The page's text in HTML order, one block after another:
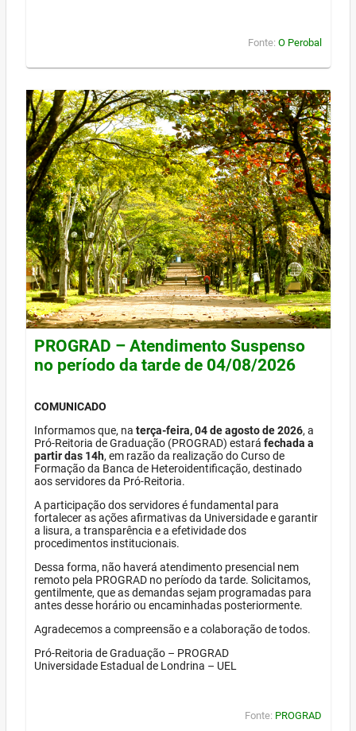
Fonte: O Perobal
PROGRAD – Atendimento Suspenso
no período da tarde de 04/08/2026
COMUNICADO
Informamos que, na terça-feira, 04 de agosto de 2026, a
Pró-Reitoria de Graduação (PROGRAD) estará fechada a
partir das 14h, em razão da realização do Curso de
Formação da Banca de Heteroidentificação, destinado
aos servidores da Pró-Reitoria.
A participação dos servidores é fundamental para
fortalecer as ações afirmativas da Universidade e garantir
a lisura, a transparência e a efetividade dos
procedimentos institucionais.
Dessa forma, não haverá atendimento presencial nem
remoto pela PROGRAD no período da tarde. Solicitamos,
gentilmente, que as demandas sejam programadas para
antes desse horário ou encaminhadas posteriormente.
Agradecemos a compreensão e a colaboração de todos.
Pró-Reitoria de Graduação – PROGRAD
Universidade Estadual de Londrina – UEL
Fonte: PROGRAD